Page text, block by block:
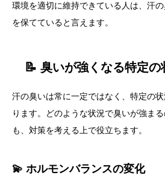
環境を適切に維持できている人は、汗
を保てていると言えます。
📝 臭いが強くなる特定
汗の臭いは常に一定ではなく、特定の
ります。どのような状況で臭いが強ま
も、対策を考える上で役立ちます。
💫 ホルモンバランスの変化